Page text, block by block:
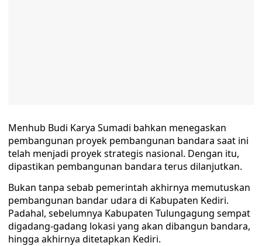
Menhub Budi Karya Sumadi bahkan menegaskan
pembangunan proyek pembangunan bandara saat ini
telah menjadi proyek strategis nasional. Dengan itu,
dipastikan pembangunan bandara terus dilanjutkan.
Bukan tanpa sebab pemerintah akhirnya memutuskan
pembangunan bandar udara di Kabupaten Kediri.
Padahal, sebelumnya Kabupaten Tulungagung sempat
digadang-gadang lokasi yang akan dibangun bandara,
hingga akhirnya ditetapkan Kediri.